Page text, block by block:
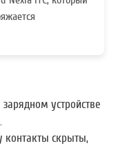
устройстве
контакты скрыты,